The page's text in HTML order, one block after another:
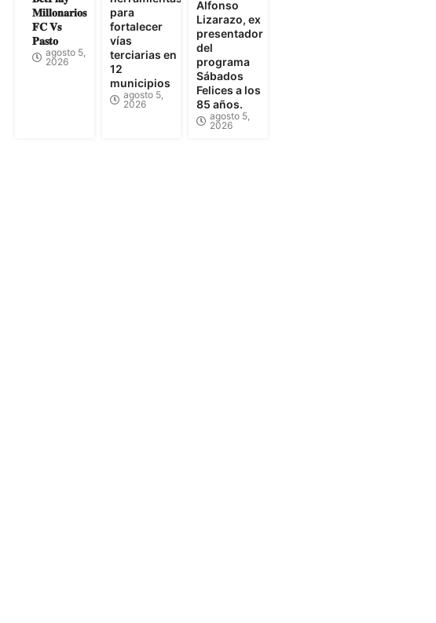
𝐌𝐢𝐥𝐥𝐨𝐧𝐚𝐫𝐢𝐨𝐬
𝐅𝐂 𝐕𝐬
𝐏𝐚𝐬𝐭𝐨
agosto 5,
2026
para
fortalecer
vías
terciarias en
12
municipios
agosto 5,
2026
Alfonso
Lizarazo, ex
presentador
del
programa
Sábados
Felices a los
85 años.
agosto 5,
2026